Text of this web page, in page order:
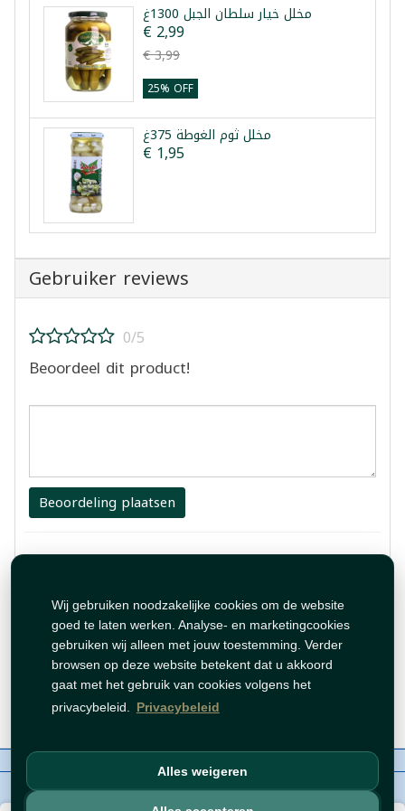
Wij gebruiken noodzakelijke cookies om de website
goed te laten werken. Analyse- en marketingcookies
gebruiken wij alleen met jouw toestemming. Verder
browsen op deze website betekent dat u akkoord
gaat met het gebruik van cookies volgens het
privacybeleid. Privacybeleid
Alles weigeren
مخلل خيار سلطان الجبل 1300غ
€ 2,99
€ 3,99
25% OFF
مخلل ثوم الغوطة 375غ
€ 1,95
Gebruiker reviews
0/5
Beoordeel dit product!
Beoordeling plaatsen
1 Review
واوووووو
By:Nour
Feb 21, 2025 10:31:38 PM
Over ons
WhatsAppen
auteursrechten©Tawfeer 2018-2026